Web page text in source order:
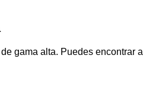
gama alta. Puedes encontrar